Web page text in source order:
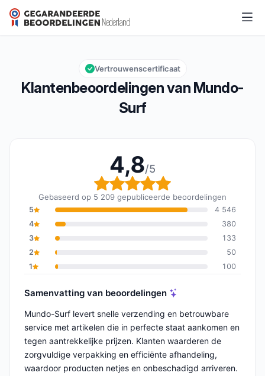
Mundo-Surf
Algemene beoordeling: 4,8 van 5
4,8/5
Klantenbeoordelingen van Mundo-
Surf
Vertrouwenscertificaat
4,8/5
Algemene
Gebaseerd op 5 209 gepubliceerde beoordelingen
5
4 546
4
380
3
133
2
50
1
100
Samenvatting van beoordelingen
Mundo-Surf levert snelle verzending en betrouwbare
service met artikelen die in perfecte staat aankomen en
tegen aantrekkelijke prijzen. Klanten waarderen de
zorgvuldige verpakking en efficiënte afhandeling,
waardoor producten netjes en onbeschadigd arriveren.